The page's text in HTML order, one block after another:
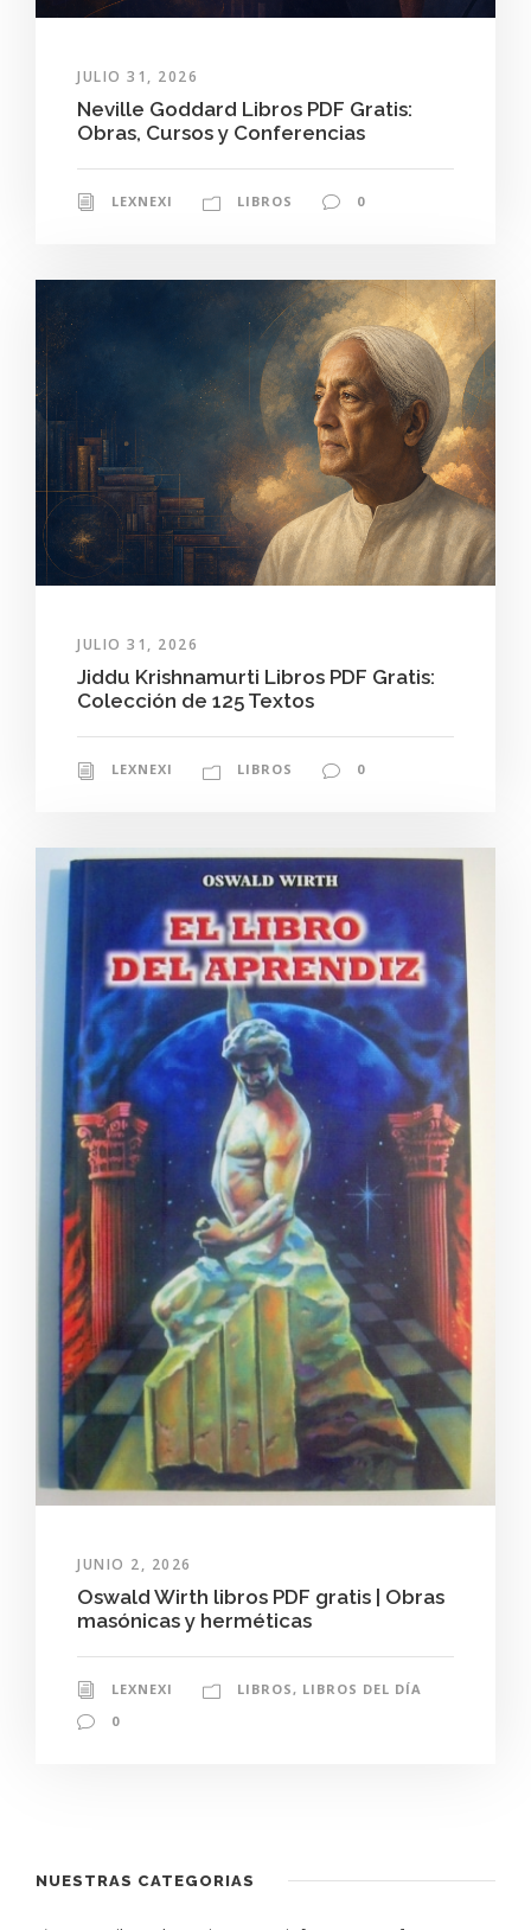
JULIO 31, 2026
Neville Goddard Libros PDF Gratis:
Obras, Cursos y Conferencias
LEXNEXI LIBROS 0
JULIO 31, 2026
Jiddu Krishnamurti Libros PDF Gratis:
Colección de 125 Textos
LEXNEXI LIBROS 0
JUNIO 2, 2026
Oswald Wirth libros PDF gratis | Obras
masónicas y herméticas
LEXNEXI LIBROS , LIBROS DEL DÍA
0
NUESTRAS CATEGORIAS